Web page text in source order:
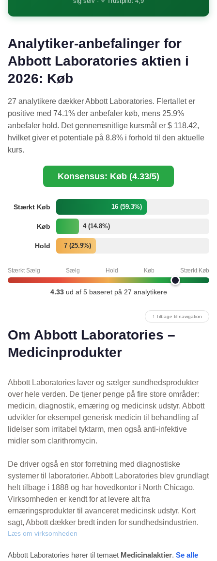
Analytiker-anbefalinger for
Abbott Laboratories aktien i
2026: Køb
27 analytikere dækker Abbott Laboratories. Flertallet er
positive med 74.1% der anbefaler køb, mens 25.9%
anbefaler hold. Det gennemsnitlige kursmål er $ 118.42,
hvilket giver et potentiale på 8.8% i forhold til den aktuelle
kurs.
Konsensus: Køb (4.33/5)
Stærkt Køb 16 (59.3%)
Køb 4 (14.8%)
Hold 7 (25.9%)
Stærkt Sælg Sælg Hold Køb Stærkt Køb
4.33ud af 5 baseret på 27 analytikere
↑ Tilbage til navigation
Om Abbott Laboratories –
Medicinprodukter
Abbott Laboratories laver og sælger sundhedsprodukter
over hele verden. De tjener penge på fire store områder:
medicin, diagnostik, ernæring og medicinsk udstyr. Abbott
udvikler for eksempel generisk medicin til behandling af
lidelser som irritabel tyktarm, men også anti-infektive
midler som clarithromycin.
De driver også en stor forretning med diagnostiske
systemer til laboratorier. Abbott Laboratories blev grundlagt
helt tilbage i 1888 og har hovedkontor i North Chicago.
Virksomheden er kendt for at levere alt fra
ernæringsprodukter til avanceret medicinsk udstyr. Kort
sagt, Abbott dækker bredt inden for sundhedsindustrien.
Læs om virksomheden
Abbott Laboratories hører til temaet Medicinalaktier. Se alle